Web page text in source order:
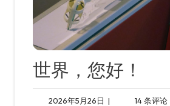
世界，您好！
2026年5月26日 2026
| 14 条评论14